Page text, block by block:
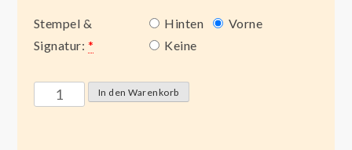
Stempel &
Signatur: *
Hinten
Vorne
Keine
Laureae
In den Warenkorb